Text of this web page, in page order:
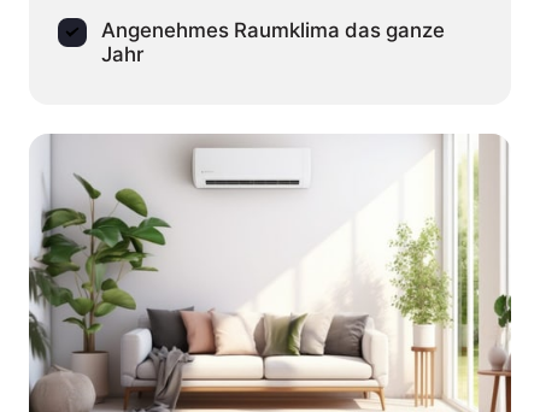
Angenehmes Raumklima das ganze
Jahr